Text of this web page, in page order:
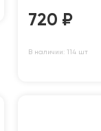
720 ₽
В наличии: 114 шт